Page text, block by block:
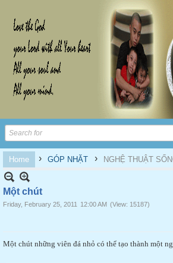
Home › GÓP NHẶT › NGHỆ THUẬT
Một chút
Friday, February 25, 2011 12:00 AM (View: 15187)
Một chút những viên đá nhỏ có thể tạo thành một